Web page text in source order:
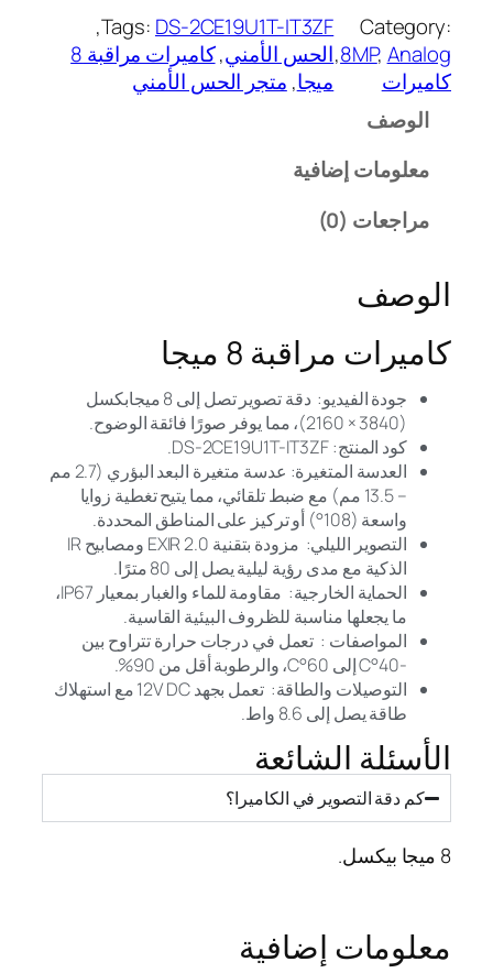
Category:
8MP, Analog
,
كاميرات
Tags: DS-2CE19U1T-IT3ZF
,
الحس الأمني,
كاميرات مراقبة 8
ميجا, متجر الحس الأمني
الوصف
معلومات إضافية
مراجعات (0)
الوصف
كاميرات مراقبة 8 ميجا
جودة الفيديو: دقة تصوير تصل إلى 8 ميجابكسل
(3840 × 2160)، مما يوفر صورًا فائقة الوضوح.
كود المنتج: DS-2CE19U1T-IT3ZF.
العدسة المتغيرة: عدسة متغيرة البعد البؤري (2.7 مم
– 13.5 مم) مع ضبط تلقائي، مما يتيح تغطية زوايا
واسعة (108°) أو تركيز على المناطق المحددة.
التصوير الليلي: مزودة بتقنية EXIR 2.0 ومصابيح IR
الذكية مع مدى رؤية ليلية يصل إلى 80 مترًا.
الحماية الخارجية: مقاومة للماء والغبار بمعيار IP67،
ما يجعلها مناسبة للظروف البيئية القاسية.
المواصفات : تعمل في درجات حرارة تتراوح بين
-40°C إلى 60°C، والرطوبة أقل من 90%.
التوصيلات والطاقة: تعمل بجهد 12V DC مع استهلاك
طاقة يصل إلى 8.6 واط.
الأسئلة الشائعة
كم دقة التصوير في الكاميرا؟
8 ميجا بيكسل.
معلومات إضافية